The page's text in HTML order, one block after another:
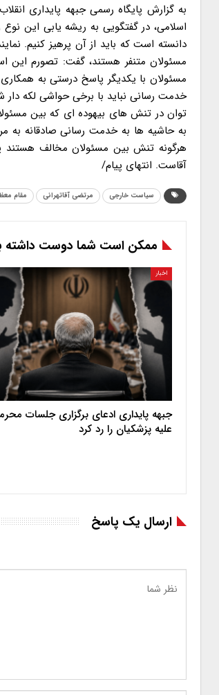
به گزارش پایگاه رسمی جبهه پایداری
اسلامی، در گفتگویی به ریشه یابی این
دانسته است که باید از آن پرهیز کنیم.
مسئولان متنفر هستند، گفت: تصورم این
مسئولان با یکدیگر پاسخ درستی به
خدمت رسانی نباید با برخی حواشی لکه دار
توان در تنش های بیهوده ای که بین
به حاشیه ها به خدمت رسانی صادقانه به
هرگونه تنش بین مسئولان مخالف هستند
آقاست. انتهای پیام/
سیاست خارجی مرتضی آقاتهرانی مقام
ممکن است شما دوست داشته
اخبار
جبهه پایداری ادعای برگزاری جلسات
علیه پزشکیان را رد کرد
ارسال یک پاسخ